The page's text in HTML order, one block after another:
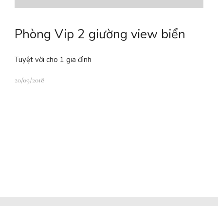
Phòng Vip 2 giường view biển
Tuyệt vời cho 1 gia đình
20/09/2018